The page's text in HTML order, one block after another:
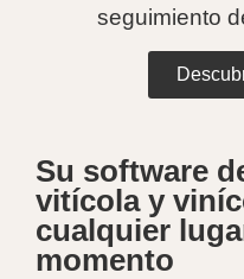
seguimiento
Su software
vitícola y
cualquier
momento